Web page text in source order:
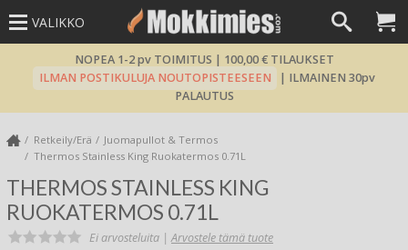
VALIKKO
NOPEA 1-2 pv TOIMITUS | 100,00 € TILAUKSET
ILMAN POSTIKULUJA NOUTOPISTEESEEN
| ILMAINEN 30pv
PALAUTUS
Retkeily/Erä
Juomapullot & Termos
Thermos Stainless King Ruokatermos 0.71L
THERMOS STAINLESS KING
RUOKATERMOS 0.71L
Ei arvosteluita |Arvostele tämä tuote